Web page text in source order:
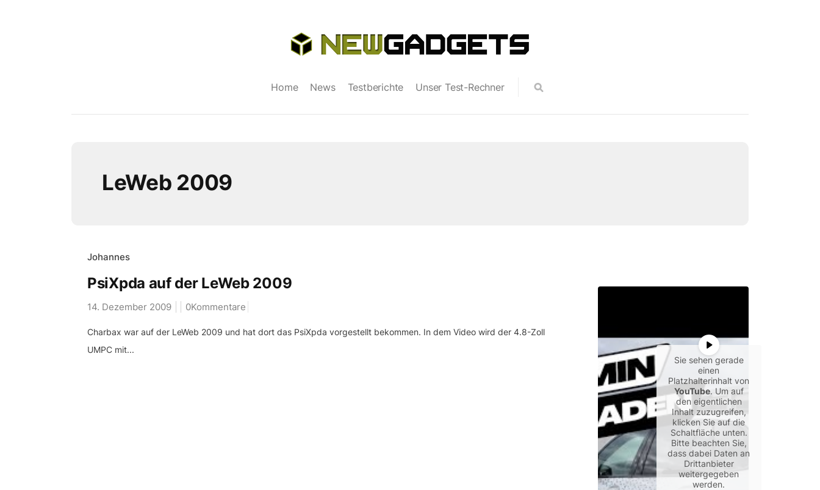
Home News Testberichte Unser Test-Rechner
LeWeb 2009
Johannes
PsiXpda auf der LeWeb 2009
14. Dezember 2009 0Kommentare
Charbax war auf der LeWeb 2009 und hat dort das PsiXpda vorgestellt bekommen. In dem Video wird der 4.8-Zoll
UMPC mit...
Sie sehen gerade
einen
Platzhalterinhalt von
YouTube. Um auf
den eigentlichen
Inhalt zuzugreifen,
klicken Sie auf die
Schaltfläche unten.
Bitte beachten Sie,
dass dabei Daten an
Drittanbieter
weitergegeben
werden.